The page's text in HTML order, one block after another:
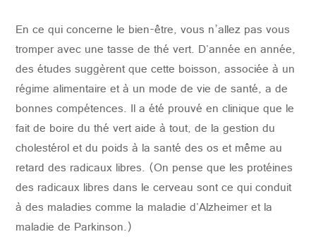
En ce qui concerne le bien-être, vous n’allez pas vous
tromper avec une tasse de thé vert. D'année en année,
des études suggèrent que cette boisson, associée à un
régime alimentaire et à un mode de vie de santé, a de
bonnes compétences. Il a été prouvé en clinique que le
fait de boire du thé vert aide à tout, de la gestion du
cholestérol et du poids à la santé des os et même au
retard des radicaux libres. (On pense que les protéines
des radicaux libres dans le cerveau sont ce qui conduit
à des maladies comme la maladie d'Alzheimer et la
maladie de Parkinson.)
CONTACTER